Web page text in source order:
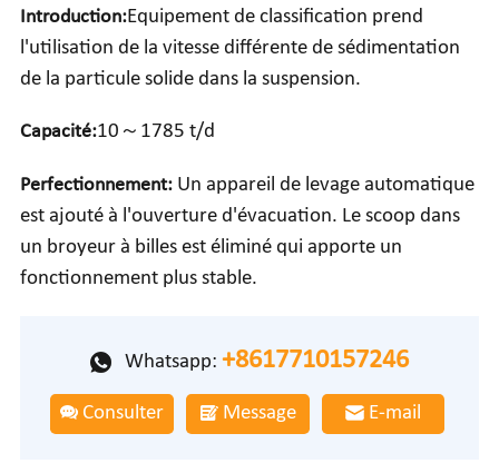
Introduction:Equipement de classification prend
l'utilisation de la vitesse différente de sédimentation
de la particule solide dans la suspension.
Capacité:10～1785 t/d
Perfectionnement:Un appareil de levage automatique
est ajouté à l'ouverture d'évacuation. Le scoop dans
un broyeur à billes est éliminé qui apporte un
fonctionnement plus stable.
Whatsapp: +8617710157246
Consulter Message E-mail